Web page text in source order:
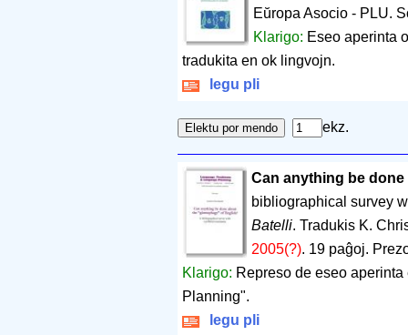
Eŭropa Asocio - PLU.
Klarigo: Eseo aperinta
tradukita en ok lingvojn.
legu pli
ekz.
Can anything be
bibliographical survey
Batelli. Tradukis K.
2005(?). 19 paĝoj.
Klarigo: Represo de eseo
Planning".
legu pli